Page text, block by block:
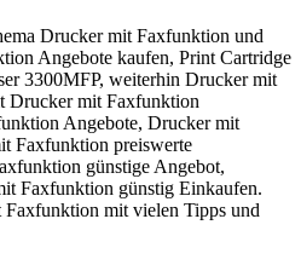
Drucker mit Faxfunktion und
Angebote kaufen, Print Cartridge
3300MFP, weiterhin Drucker mit
Drucker mit Faxfunktion
Angebote, Drucker mit
Faxfunktion preiswerte
günstige Angebot,
Faxfunktion günstig Einkaufen.
mit vielen Tipps und